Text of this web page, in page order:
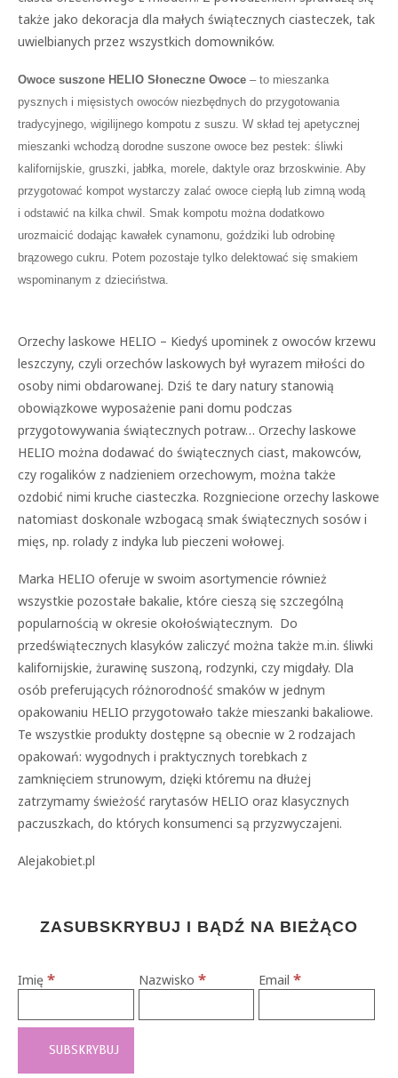
także jako dekoracja dla małych świątecznych ciasteczek, tak
uwielbianych przez wszystkich domowników.
Owoce suszone HELIO Słoneczne Owoce – to mieszanka
pysznych i mięsistych owoców niezbędnych do przygotowania
tradycyjnego, wigilijnego kompotu z suszu. W skład tej apetycznej
mieszanki wchodzą dorodne suszone owoce bez pestek: śliwki
kalifornijskie, gruszki, jabłka, morele, daktyle oraz brzoskwinie. Aby
przygotować kompot wystarczy zalać owoce ciepłą lub zimną wodą
i odstawić na kilka chwil. Smak kompotu można dodatkowo
urozmaicić dodając kawałek cynamonu, goździki lub odrobinę
brązowego cukru. Potem pozostaje tylko delektować się smakiem
wspominanym z dzieciństwa.
Orzechy laskowe HELIO – Kiedyś upominek z owoców krzewu
leszczyny, czyli orzechów laskowych był wyrazem miłości do
osoby nimi obdarowanej. Dziś te dary natury stanowią
obowiązkowe wyposażenie pani domu podczas
przygotowywania świątecznych potraw… Orzechy laskowe
HELIO można dodawać do świątecznych ciast, makowców,
czy rogalików z nadzieniem orzechowym, można także
ozdobić nimi kruche ciasteczka. Rozgniecione orzechy laskowe
natomiast doskonale wzbogacą smak świątecznych sosów i
mięs, np. rolady z indyka lub pieczeni wołowej.
Marka HELIO oferuje w swoim asortymencie również
wszystkie pozostałe bakalie, które cieszą się szczególną
popularnością w okresie okołoświątecznym. Do
przedświątecznych klasyków zaliczyć można także m.in. śliwki
kalifornijskie, żurawinę suszoną, rodzynki, czy migdały. Dla
osób preferujących różnorodność smaków w jednym
opakowaniu HELIO przygotowało także mieszanki bakaliowe.
Te wszystkie produkty dostępne są obecnie w 2 rodzajach
opakowań: wygodnych i praktycznych torebkach z
zamknięciem strunowym, dzięki któremu na dłużej
zatrzymamy świeżość rarytasów HELIO oraz klasycznych
paczuszkach, do których konsumenci są przyzwyczajeni.
Alejakobiet.pl
ZASUBSKRYBUJ I BĄDŹ NA BIEŻĄCO
Imię * Nazwisko * Email*